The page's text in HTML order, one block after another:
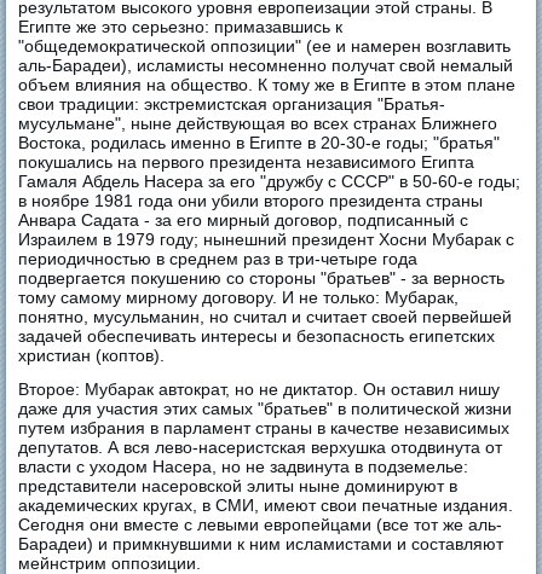
результатом высокого уровня европеизации этой страны. В
Египте же это серьезно: примазавшись к
"общедемократической оппозиции" (ее и намерен возглавить
аль-Барадеи), исламисты несомненно получат свой немалый
объем влияния на общество. К тому же в Египте в этом плане
свои традиции: экстремистская организация "Братья-
мусульмане", ныне действующая во всех странах Ближнего
Востока, родилась именно в Египте в 20-30-е годы; "братья"
покушались на первого президента независимого Египта
Гамаля Абдель Насера за его "дружбу с СССР" в 50-60-е годы;
в ноябре 1981 года они убили второго президента страны
Анвара Садата - за его мирный договор, подписанный с
Израилем в 1979 году; нынешний президент Хосни Мубарак с
периодичностью в среднем раз в три-четыре года
подвергается покушению со стороны "братьев" - за верность
тому самому мирному договору. И не только: Мубарак,
понятно, мусульманин, но считал и считает своей первейшей
задачей обеспечивать интересы и безопасность египетских
христиан (коптов).
Второе: Мубарак автократ, но не диктатор. Он оставил нишу
даже для участия этих самых "братьев" в политической жизни
путем избрания в парламент страны в качестве независимых
депутатов. А вся лево-насеристская верхушка отодвинута от
власти с уходом Насера, но не задвинута в подземелье:
представители насеровской элиты ныне доминируют в
академических кругах, в СМИ, имеют свои печатные издания.
Сегодня они вместе с левыми европейцами (все тот же аль-
Барадеи) и примкнувшими к ним исламистами и составляют
мейнстрим оппозиции.